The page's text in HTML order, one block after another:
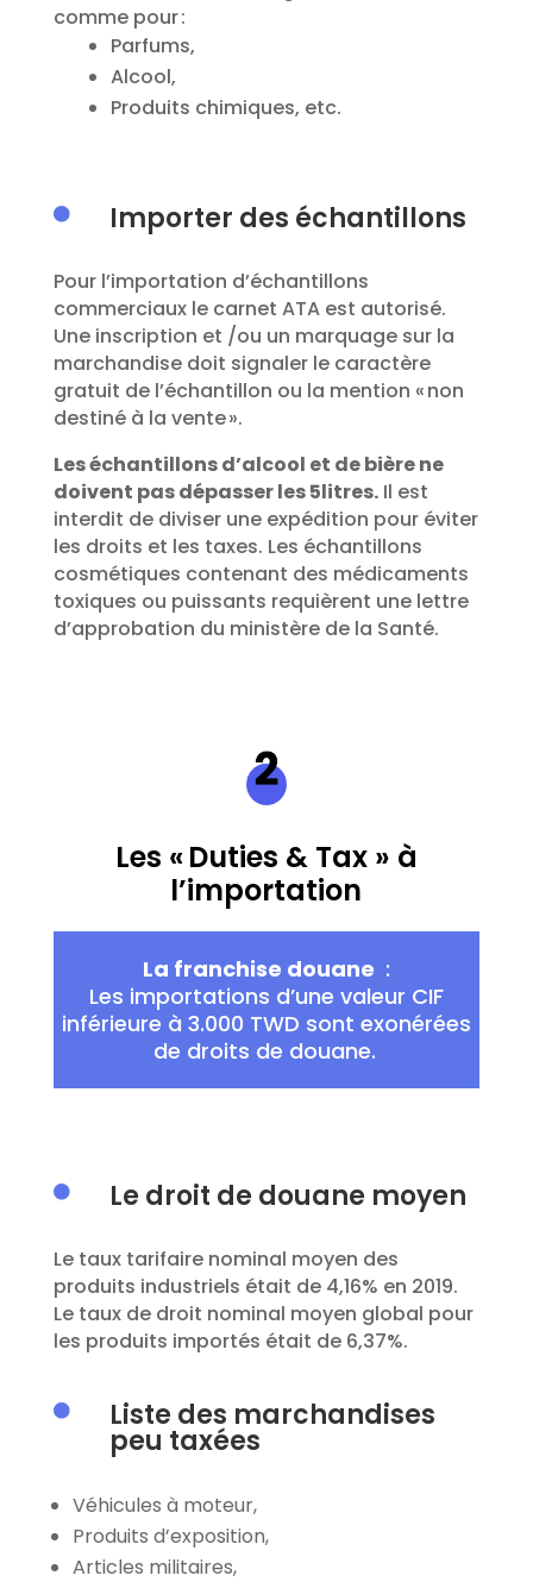
comme pour :
Parfums,
Alcool,
Produits chimiques, etc.
 Importer des échantillons
Pour l’importation d’échantillons
commerciaux le carnet ATA est autorisé.
Une inscription et /ou un marquage sur la
marchandise doit signaler le caractère
gratuit de l’échantillon ou la mention « non
destiné à la vente ».
Les échantillons d’alcool et de bière ne
doivent pas dépasser les 5litres.Il est
interdit de diviser une expédition pour éviter
les droits et les taxes. Les échantillons
cosmétiques contenant des médicaments
toxiques ou puissants requièrent une lettre
d’approbation du ministère de la Santé.
Les « Duties & Tax » à
l’importation
La franchise douane :
Les importations d’une valeur CIF
inférieure à 3.000 TWD sont exonérées
de droits de douane.
 Le droit de douane moyen
Le taux tarifaire nominal moyen des
produits industriels était de 4,16% en 2019.
Le taux de droit nominal moyen global pour
les produits importés était de 6,37%.
 Liste des marchandises
peu taxées
Véhicules à moteur,
Produits d’exposition,
Articles militaires,